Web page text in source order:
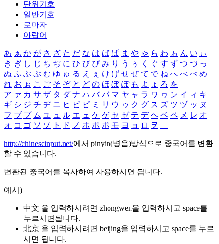
단위기호
일반기호
로마자
아랍어
あ ぁ か が さ ざ た だ な は ば ぱ ま や ゃ ら わ ゎ ん い ぃ
き ぎ し じ ち ぢ に ひ び ぴ み り う ぅ く ぐ す ず つ づ っ
ぬ ふ ぶ ぷ む ゆ ゅ る え ぇ け げ せ ぜ て で ね へ べ ぺ め
れ お ぉ こ ご そ ぞ と ど の ほ ぼ ぽ も よ ょ ろ を
ア ァ カ サ ザ タ ダ ナ ハ バ パ マ ヤ ャ ラ ワ ヮ ン イ ィ キ
ギ シ ジ チ ヂ ニ ヒ ビ ピ ミ リ ウ ゥ ク グ ス ズ ツ ヅ ッ ヌ
フ ブ プ ム ユ ュ ル エ ェ ケ ゲ セ ゼ テ デ ヘ ベ ペ メ レ オ
ォ コ ゴ ソ ゾ ト ド ノ ホ ボ ポ モ ヨ ョ ロ ヲ ―
http://chineseinput.net/에서 pinyin(병음)방식으로 중국어를 변환
할 수 있습니다.
변환된 중국어를 복사하여 사용하시면 됩니다.
예시)
中文 을 입력하시려면 zhongwen을 입력하시고 space를
누르시면됩니다.
北京 을 입력하시려면 beijing을 입력하시고 space를 누르
시면 됩니다.